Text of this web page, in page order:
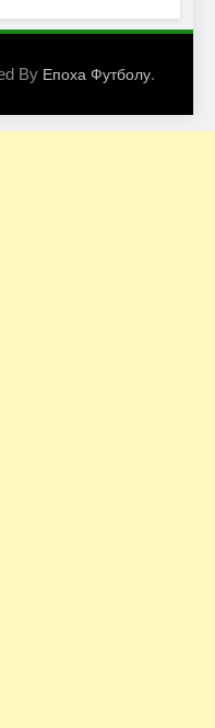
By Епоха Футболу.